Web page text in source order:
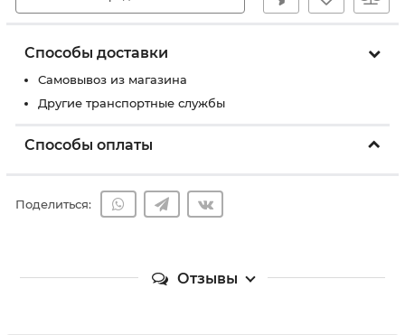
Способы доставки
Самовывоз из магазина
Другие транспортные службы
Способы оплаты
Поделиться:
Отзывы